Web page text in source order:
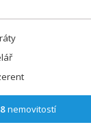
8nemovitostí